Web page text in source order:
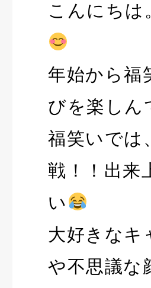
こんにちは
年始から福
びを楽しん
福笑いでは
戦！！出来
い
大好きなキ
や不思議な